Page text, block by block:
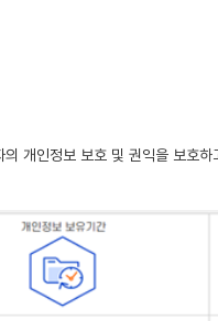
개인정보 보호 및 권익을 보호